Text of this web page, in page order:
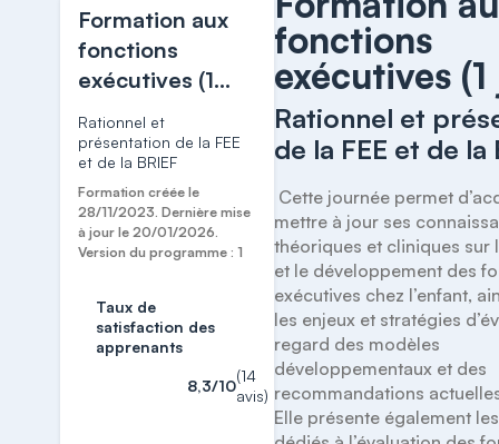
Formation aux
fonctions
exécutives (1
jour)
Rationnel et
présentation de la FEE
et de la BRIEF
Formation créée le
28/11/2023. Dernière mise
à jour le 20/01/2026.
Version du programme : 1
Taux de
satisfaction des
apprenants
8,3/10
(14
avis)
fonctions
exécutives
Rationnel et
de la FEE et de la
mettre à jour ses
théoriques et cliniques sur
et le développement des
exécutives chez l’enfant,
les enjeux et stratégies
regard des modèles
développementaux et des
recommandations
Elle présente également